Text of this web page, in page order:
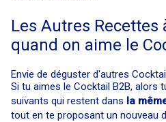
Les Autres Recettes
quand on aime le
Envie de déguster d'autres
Si tu aimes le Cocktail B2B, alors
suivants qui restent dans la
tout en te proposant un nouveau